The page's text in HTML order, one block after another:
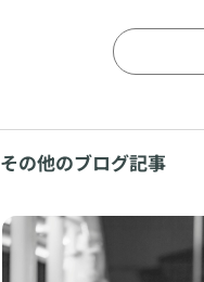
その他のブログ記事